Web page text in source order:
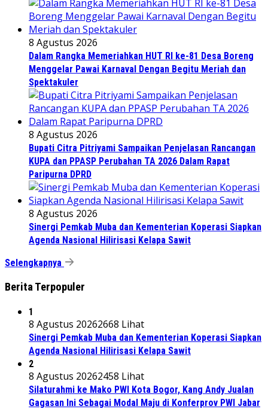
8 Agustus 2026
Dalam Rangka Memeriahkan HUT RI ke-81 Desa Boreng
Menggelar Pawai Karnaval Dengan Begitu Meriah dan
Spektakuler
8 Agustus 2026
Bupati Citra Pitriyami Sampaikan Penjelasan Rancangan
KUPA dan PPASP Perubahan TA 2026 Dalam Rapat
Paripurna DPRD
8 Agustus 2026
Sinergi Pemkab Muba dan Kementerian Koperasi Siapkan
Agenda Nasional Hilirisasi Kelapa Sawit
Selengkapnya
Berita Terpopuler
1
8 Agustus 20262668 Lihat
Sinergi Pemkab Muba dan Kementerian Koperasi Siapkan
Agenda Nasional Hilirisasi Kelapa Sawit
2
8 Agustus 20262458 Lihat
Silaturahmi ke Mako PWI Kota Bogor, Kang Andy Jualan
Gagasan Ini Sebagai Modal Maju di Konferprov PWI Jabar